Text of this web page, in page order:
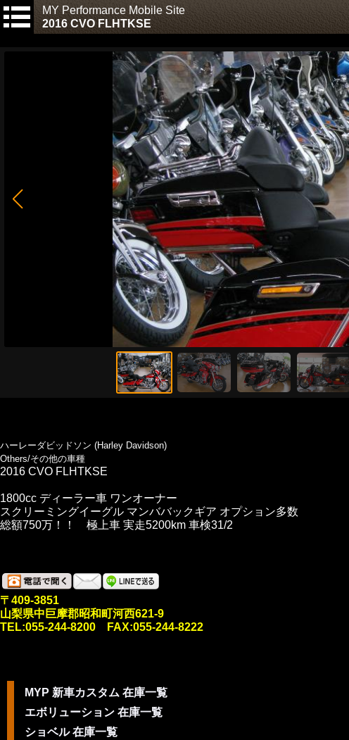
MY Performance Mobile Site
2016 CVO FLHTKSE
ハーレーダビッドソン (Harley Davidson)
Others/その他の車種
2016 CVO FLHTKSE
1800cc ディーラー車 ワンオーナー
スクリーミングイーグル マンババックギア オプション多数
総額750万！！ 極上車 実走5200km 車検31/2
〒409-3851
山梨県中巨摩郡昭和町河西621-9
TEL:055-244-8200 FAX:055-244-8222
MYP 新車カスタム 在庫一覧
エボリューション 在庫一覧
ショベル 在庫一覧